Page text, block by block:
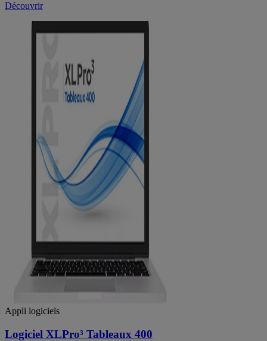
Découvrir
Appli logiciels
Logiciel XLPro³ Tableaux 400